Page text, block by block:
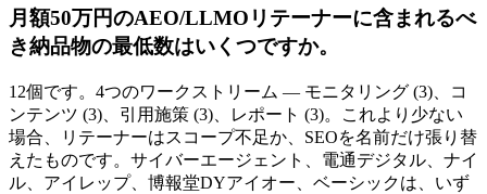
月額50万円のAEO/LLMOリテーナーに含まれるべ
き納品物の最低数はいくつですか。
12個です。4つのワークストリーム — モニタリング (3)、コ
ンテンツ (3)、引用施策 (3)、レポート (3)。これより少ない
場合、リテーナーはスコープ不足か、SEOを名前だけ張り替
えたものです。サイバーエージェント、電通デジタル、ナイ
ル、アイレップ、博報堂DYアイオー、ベーシックは、いず